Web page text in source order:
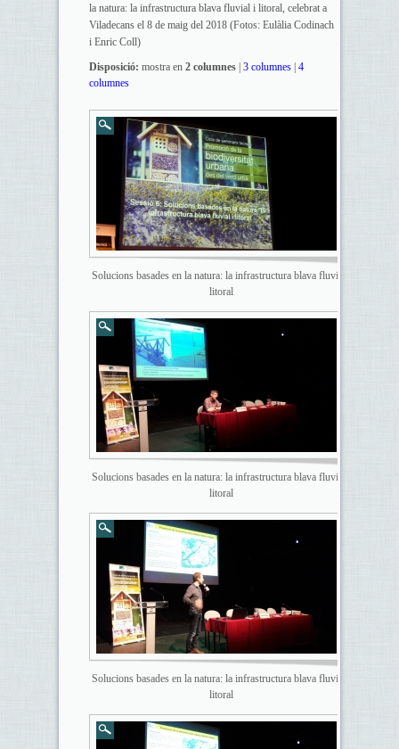
la natura: la infrastructura blava fluvial i litoral, celebrat a
Viladecans el 8 de maig del 2018 (Fotos: Eulàlia Codinach
i Enric Coll)
Disposició: mostra en 2 columnes| 3 columnes| 4
columnes
Solucions basades en la natura: la infrastructura blava fluvial i
litoral
Solucions basades en la natura: la infrastructura blava fluvial i
litoral
Solucions basades en la natura: la infrastructura blava fluvial i
litoral